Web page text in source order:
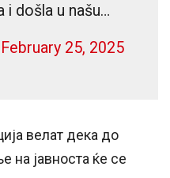
i došla u našu…
February 25, 2025
велат дека до
на јавноста ќе се